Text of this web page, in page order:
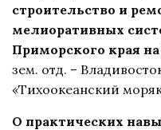
строительство и
мелиоративных
Приморского края
зем. отд. –
«Тихоокеанский
О практических